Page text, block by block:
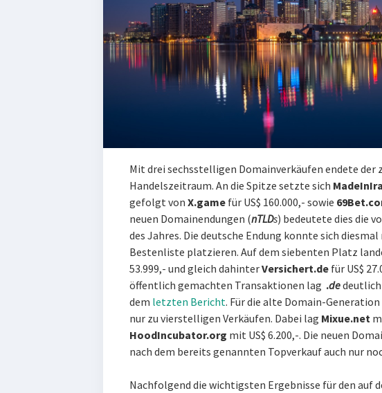
Mit drei sechsstelligen Domainverkäufen endete der
Handelszeitraum. An die Spitze setzte sich
gefolgt von X.gamefür US$ 160.000,- sowie
neuen Domainendungen (nTLDs) bedeutete dies die
des Jahres. Die deutsche Endung konnte sich
Bestenliste platzieren. Auf dem siebenten Platz
53.999,- und gleich dahinterVersichert.defür US$
öffentlich gemachten Transaktionen lag .dedeutlich
dem letzten Bericht. Für die alte Domain-Generation
nur zu vierstelligen Verkäufen. Dabei lag Mixue.net
HoodIncubator.org mit US$ 6.200,-. Die neuen
nach dem bereits genannten Topverkauf auch nur
Nachfolgend die wichtigsten Ergebnisse für den auf